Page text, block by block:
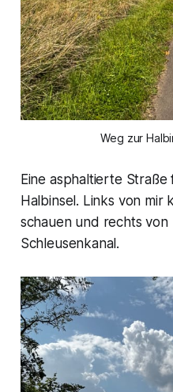
Weg zur
Eine asphaltierte
Halbinsel. Links von mir
schauen und rechts von
Schleusenkanal.